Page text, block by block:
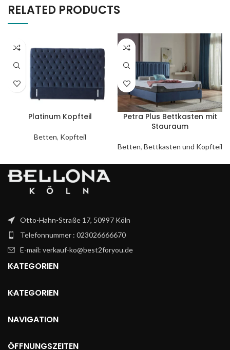
RELATED PRODUCTS
Platinum Kopfteil
Betten, Kopfteil
Petra Plus Bettkasten mit
Stauraum
Betten, Bettkasten und Kopfteil
Otto-Hahn-Straße 17, 50997 Köln
Telefonnummer : 023026666670
E-mail: verkauf-ko@best2foryou.de
KATEGORIEN
KATEGORIEN
NAVIGATION
ÖFFNUNGSZEITEN